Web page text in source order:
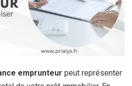
emprunteur peut représenter